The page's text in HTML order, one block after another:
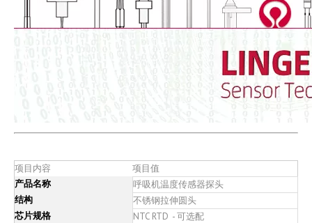
项目内容
项目值
产品名称
呼吸机温度传感器探头
结构
不锈钢拉伸圆头
芯片规格
NTC RTD - 可选配